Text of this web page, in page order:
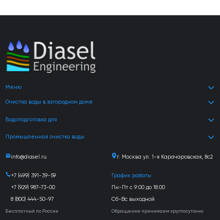
Меню
Очистка воды в загородном доме
Водоподготовка для
Промышленная очистка воды
info@diasel.ru г. Москва ул. 1-я Карачаровская, 8с2
+7 (499) 391-39-59
+7 (929) 987-73-00
8 (800) 444-50-97
Бесплатный по России
График работы
Пн-Пт с 9:00 до 18:00
Сб-Вс выходной
Обращение принимаем круглосуточно